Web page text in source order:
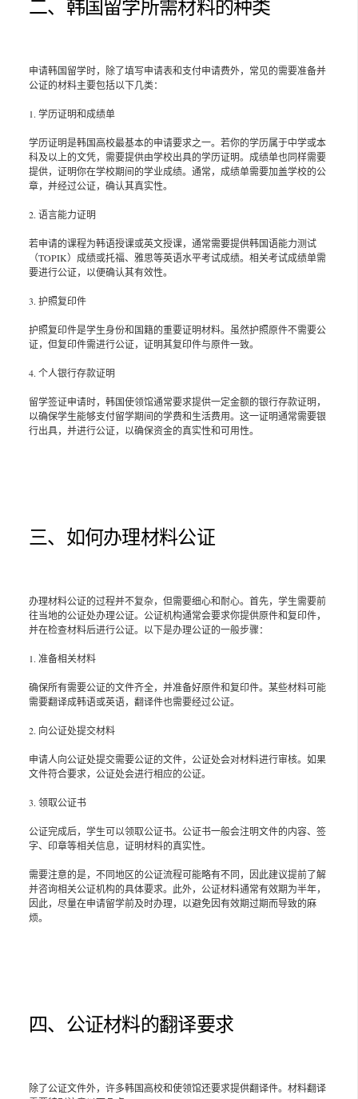
二、韩国留学所需材料的种类
申请韩国留学时，除了填写申请表和支付申请费外，常见的需要准备并
公证的材料主要包括以下几类：
1. 学历证明和成绩单
学历证明是韩国高校最基本的申请要求之一。若你的学历属于中学或本
科及以上的文凭，需要提供由学校出具的学历证明。成绩单也同样需要
提供，证明你在学校期间的学业成绩。通常，成绩单需要加盖学校的公
章，并经过公证，确认其真实性。
2. 语言能力证明
若申请的课程为韩语授课或英文授课，通常需要提供韩国语能力测试
（TOPIK）成绩或托福、雅思等英语水平考试成绩。相关考试成绩单需
要进行公证，以便确认其有效性。
3. 护照复印件
护照复印件是学生身份和国籍的重要证明材料。虽然护照原件不需要公
证，但复印件需进行公证，证明其复印件与原件一致。
4. 个人银行存款证明
留学签证申请时，韩国使领馆通常要求提供一定金额的银行存款证明，
以确保学生能够支付留学期间的学费和生活费用。这一证明通常需要银
行出具，并进行公证，以确保资金的真实性和可用性。
三、如何办理材料公证
办理材料公证的过程并不复杂，但需要细心和耐心。首先，学生需要前
往当地的公证处办理公证。公证机构通常会要求你提供原件和复印件，
并在检查材料后进行公证。以下是办理公证的一般步骤：
1. 准备相关材料
确保所有需要公证的文件齐全，并准备好原件和复印件。某些材料可能
需要翻译成韩语或英语，翻译件也需要经过公证。
2. 向公证处提交材料
申请人向公证处提交需要公证的文件，公证处会对材料进行审核。如果
文件符合要求，公证处会进行相应的公证。
3. 领取公证书
公证完成后，学生可以领取公证书。公证书一般会注明文件的内容、签
字、印章等相关信息，证明材料的真实性。
需要注意的是，不同地区的公证流程可能略有不同，因此建议提前了解
并咨询相关公证机构的具体要求。此外，公证材料通常有效期为半年，
因此，尽量在申请留学前及时办理，以避免因有效期过期而导致的麻
烦。
四、公证材料的翻译要求
除了公证文件外，许多韩国高校和使领馆还要求提供翻译件。材料翻译